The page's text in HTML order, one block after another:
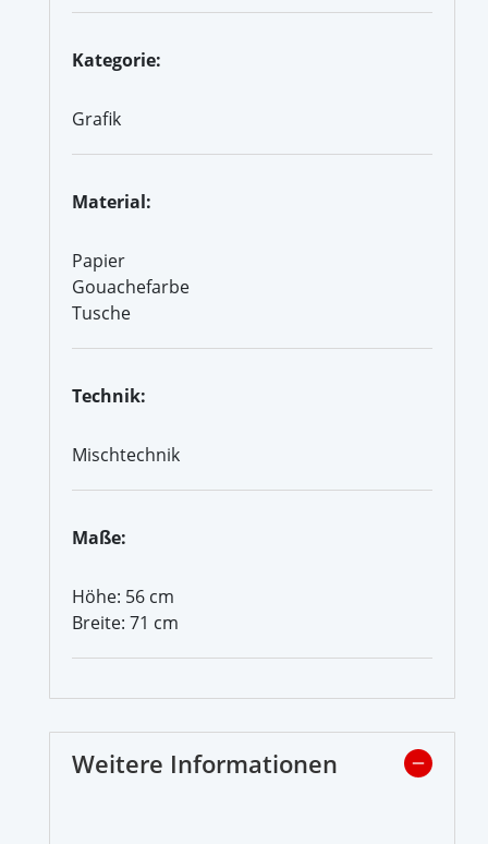
Kategorie:
Grafik
Material:
Papier
Gouachefarbe
Tusche
Technik:
Mischtechnik
Maße:
Höhe: 56 cm
Breite: 71 cm
Weitere Informationen